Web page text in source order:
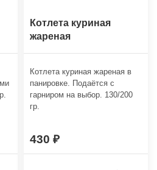
Котлета куриная
жареная
Котлета куриная жареная в
панировке. Подаётся с
гарниром на выбор. 130/200
гр.
430